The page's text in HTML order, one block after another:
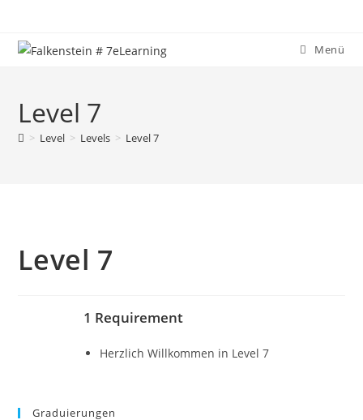
springen
Menü
Level 7
> Level > Levels > Level 7
Level 7
1 Requirement
Herzlich Willkommen in Level 7
Graduierungen